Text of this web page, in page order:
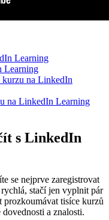
Learning
Learning
kurzu na LinkedIn
na LinkedIn Learning
s LinkedIn
se nejprve zaregistrovat
stačí jen vyplnit pár
prozkoumávat tisíce kurzů
a znalosti.